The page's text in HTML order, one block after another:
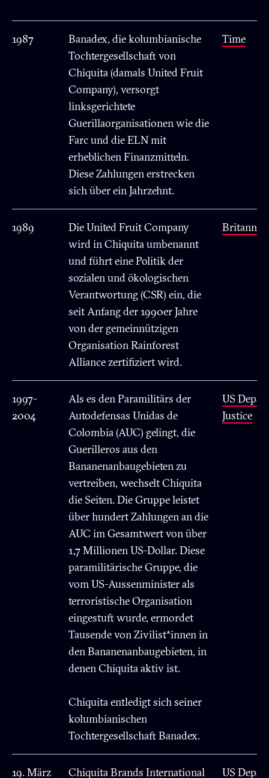
1987
Banadex, die kolumbianische
Tochtergesellschaft von
Chiquita (damals United Fruit
Company), versorgt
linksgerichtete
Guerillaorganisationen wie die
Farc und die ELN mit
erheblichen Finanzmitteln.
Diese Zahlungen erstrecken
sich über ein Jahrzehnt.
Time
1989
Die United Fruit Company
wird in Chiquita umbenannt
und führt eine Politik der
sozialen und ökologischen
Verantwortung (CSR) ein, die
seit Anfang der 1990er Jahre
von der gemeinnützigen
Organisation Rainforest
Alliance zertifiziert wird.
Britannica
1997-
2004
Als es den Paramilitärs der
Autodefensas Unidas de
Colombia (AUC) gelingt, die
Guerilleros aus den
Bananenanbaugebieten zu
vertreiben, wechselt Chiquita
die Seiten. Die Gruppe leistet
über hundert Zahlungen an die
AUC im Gesamtwert von über
1,7 Millionen US-Dollar. Diese
paramilitärische Gruppe, die
vom US-Aussenminister als
terroristische Organisation
eingestuft wurde, ermordet
Tausende von Zivilist*innen in
den Bananenanbaugebieten, in
denen Chiquita aktiv ist.
Chiquita entledigt sich seiner
kolumbianischen
Tochtergesellschaft Banadex.
US
Justice
19. März Chiquita Brands International US